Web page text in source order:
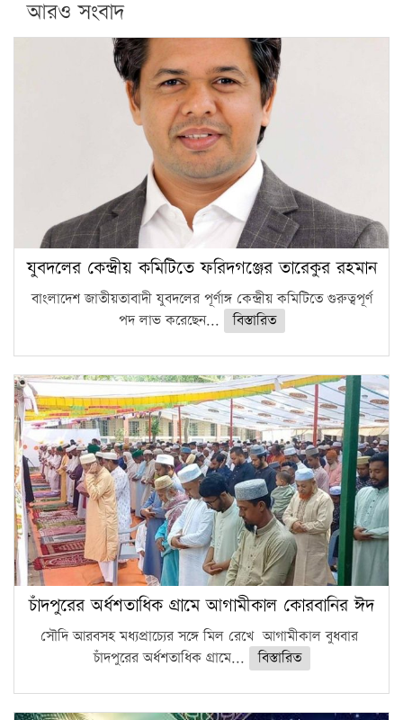
আরও সংবাদ
যুবদলের কেন্দ্রীয় কমিটিতে ফরিদগঞ্জের তারেকুর রহমান
বাংলাদেশ জাতীয়তাবাদী যুবদলের পূর্ণাঙ্গ কেন্দ্রীয় কমিটিতে গুরুত্বপূর্ণ
পদ লাভ করেছেন...
বিস্তারিত
চাঁদপুরের অর্ধশতাধিক গ্রামে আগামীকাল কোরবানির ঈদ
সৌদি আরবসহ মধ্যপ্রাচ্যের সঙ্গে মিল রেখে আগামীকাল বুধবার
চাঁদপুরের অর্ধশতাধিক গ্রামে...
বিস্তারিত